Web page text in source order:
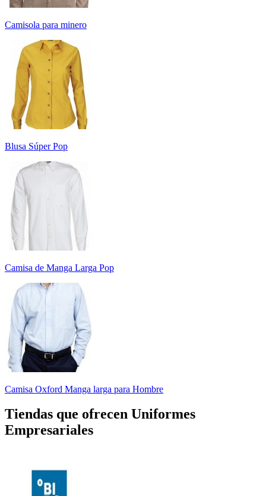
Camisola para minero
Blusa Súper Pop
Camisa de Manga Larga Pop
Camisa Oxford Manga larga para Hombre
Tiendas que ofrecen Uniformes
Empresariales